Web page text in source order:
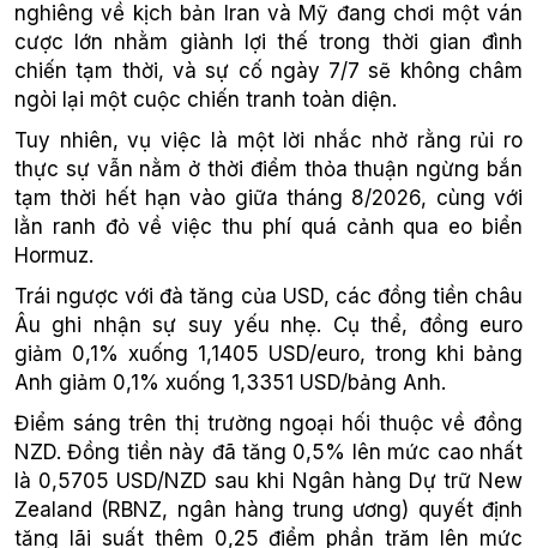
nghiêng về kịch bản Iran và Mỹ đang chơi một ván
cược lớn nhằm giành lợi thế trong thời gian đình
chiến tạm thời, và sự cố ngày 7/7 sẽ không châm
ngòi lại một cuộc chiến tranh toàn diện.
Tuy nhiên, vụ việc là một lời nhắc nhở rằng rủi ro
thực sự vẫn nằm ở thời điểm thỏa thuận ngừng bắn
tạm thời hết hạn vào giữa tháng 8/2026, cùng với
lằn ranh đỏ về việc thu phí quá cảnh qua eo biển
Hormuz.
Trái ngược với đà tăng của USD, các đồng tiền châu
Âu ghi nhận sự suy yếu nhẹ. Cụ thể, đồng euro
giảm 0,1% xuống 1,1405 USD/euro, trong khi bảng
Anh giảm 0,1% xuống 1,3351 USD/bảng Anh.
Điểm sáng trên thị trường ngoại hối thuộc về đồng
NZD. Đồng tiền này đã tăng 0,5% lên mức cao nhất
là 0,5705 USD/NZD sau khi Ngân hàng Dự trữ New
Zealand (RBNZ, ngân hàng trung ương) quyết định
tăng lãi suất thêm 0,25 điểm phần trăm lên mức